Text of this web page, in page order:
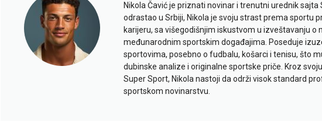
Nikola Čavić je priznati novinar i trenutni urednik sajta
odrastao u Srbiji, Nikola je svoju strast prema sportu
karijeru, sa višegodišnjim iskustvom u izveštavanju o
međunarodnim sportskim događajima. Poseduje
sportovima, posebno o fudbalu, košarci i tenisu, što
dubinske analize i originalne sportske priče. Kroz
Super Sport, Nikola nastoji da održi visok standard
sportskom novinarstvu.